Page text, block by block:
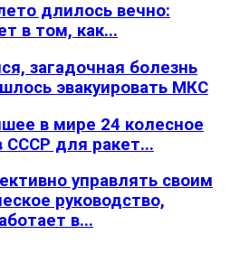
длилось вечно:
в том, как...
загадочная болезнь
эвакуировать МКС
в мире 24 колесное
СССР для ракет...
управлять своим
руководство,
в...